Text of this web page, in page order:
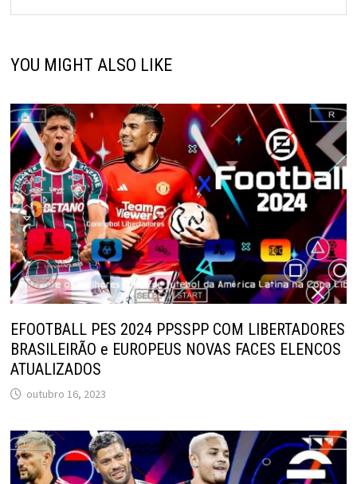
YOU MIGHT ALSO LIKE
EFOOTBALL PES 2024 PPSSPP COM LIBERTADORES
BRASILEIRÃO e EUROPEUS NOVAS FACES ELENCOS
ATUALIZADOS
outubro 16, 2023